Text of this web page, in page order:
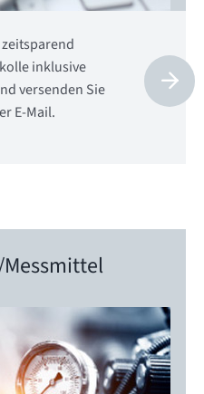
inklusive
versenden Sie
E-Mail.
Messmittel